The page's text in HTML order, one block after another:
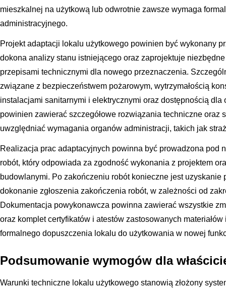
mieszkalnej na użytkową lub odwrotnie zawsze wymaga
administracyjnego.
Projekt adaptacji lokalu użytkowego powinien być wykonany
dokona analizy stanu istniejącego oraz zaprojektuje
przepisami technicznymi dla nowego przeznaczenia.
związane z bezpieczeństwem pożarowym, wytrzymałością
instalacjami sanitarnymi i elektrycznymi oraz dostępnością dla
powinien zawierać szczegółowe rozwiązania techniczne oraz
uwzględniać wymagania organów administracji, takich jak
Realizacja prac adaptacyjnych powinna być prowadzona pod
robót, który odpowiada za zgodność wykonania z projektem
budowlanymi. Po zakończeniu robót konieczne jest
dokonanie zgłoszenia zakończenia robót, w zależności od
Dokumentacja powykonawcza powinna zawierać wszystkie
oraz komplet certyfikatów i atestów zastosowanych
formalnego dopuszczenia lokalu do użytkowania w nowej
Podsumowanie wymogów dla
Warunki techniczne lokalu użytkowego stanowią złożony